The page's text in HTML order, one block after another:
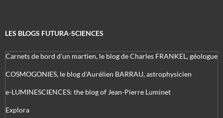
LES BLOGS FUTURA-SCIENCES
Carnets de bord d’un martien, le blog de Charles FRANKEL, géologue
COSMOGONIES, le blog d'Aurélien BARRAU, astrophysicien
e-LUMINESCIENCES: the blog of Jean-Pierre Luminet
Explora